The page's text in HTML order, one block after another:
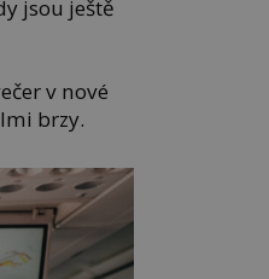
jsou ještě
v nové
brzy.